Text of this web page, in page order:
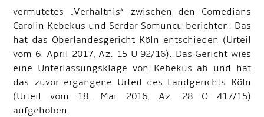
vermutetes „Verhältnis“ zwischen den Comedians
Carolin Kebekus und Serdar Somuncu berichten. Das
hat das Oberlandesgericht Köln entschieden (Urteil
vom 6. April 2017, Az. 15 U 92/16). Das Gericht wies
eine Unterlassungsklage von Kebekus ab und hat
das zuvor ergangene Urteil des Landgerichts Köln
(Urteil vom 18. Mai 2016, Az. 28 O 417/15)
aufgehoben.